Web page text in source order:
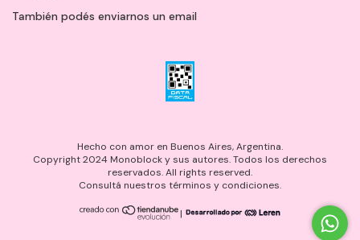
También podés enviarnos un email
Hecho con amor en Buenos Aires, Argentina.
Copyright 2024 Monoblock y sus autores. Todos los derechos
reservados. All rights reserved.
Consultá nuestros términos y condiciones.
|